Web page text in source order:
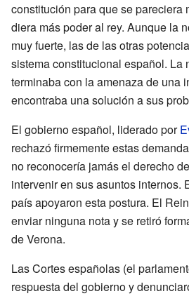
constitución para que se pareciera
diera más poder al rey. Aunque la
muy fuerte, las de las otras
sistema constitucional español. La
terminaba con la amenaza de una
encontraba una solución a sus
El gobierno español, liderado por
rechazó firmemente estas
no reconocería jamás el derecho
intervenir en sus asuntos internos.
país apoyaron esta postura. El
enviar ninguna nota y se retiró
de Verona.
Las Cortes españolas (el
respuesta del gobierno y